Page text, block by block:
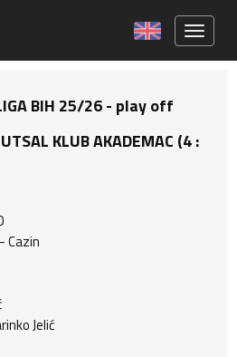
BIH 25/26 - play off
KLUB AKADEMAC (4 :
Cazin
Jelić